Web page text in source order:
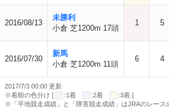
2016/08/13
未勝利
小倉 芝1200m 17頭
1 5
2016/07/30
新馬
小倉 芝1200m 11頭
6 4
2017/7/3 00:00 更新
※着順の色分け [
:1着 :2着
:3着 ]
※「平地競走成績」と「障害競走成績」はJRAのレース